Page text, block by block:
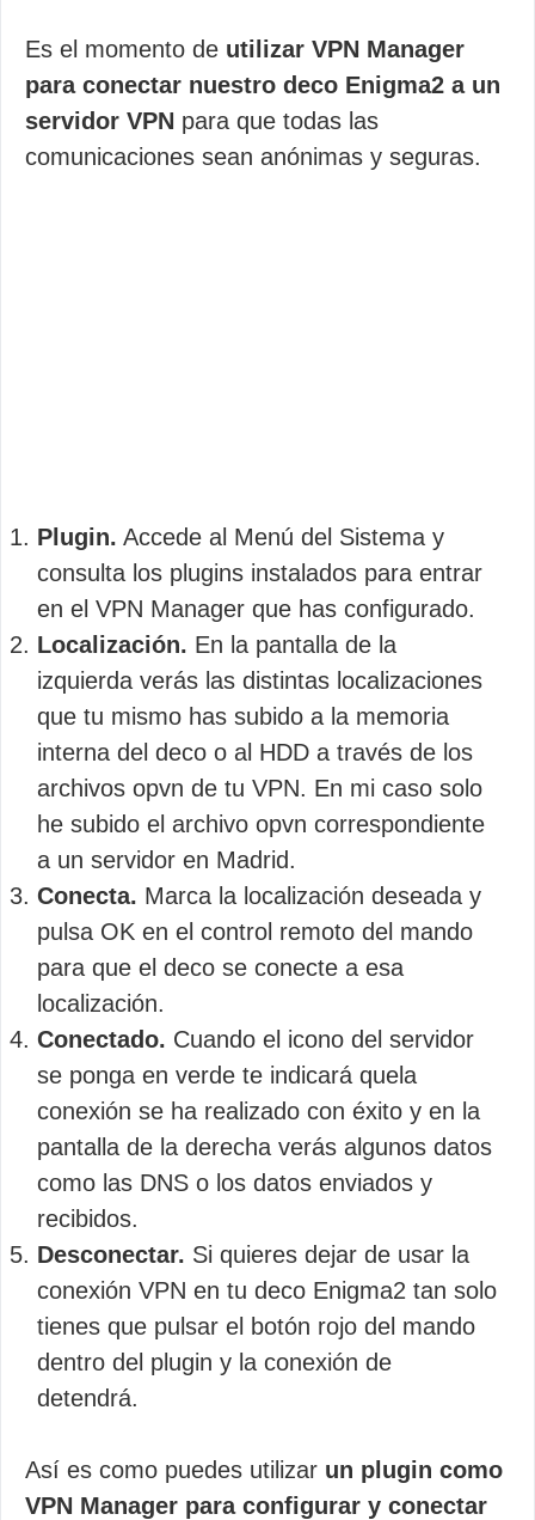
Es el momento de utilizar VPN Manager
para conectar nuestro deco Enigma2 a un
servidor VPN para que todas las
comunicaciones sean anónimas y seguras.
Plugin. Accede al Menú del Sistema y
consulta los plugins instalados para entrar
en el VPN Manager que has configurado.
Localización. En la pantalla de la
izquierda verás las distintas localizaciones
que tu mismo has subido a la memoria
interna del deco o al HDD a través de los
archivos opvn de tu VPN. En mi caso solo
he subido el archivo opvn correspondiente
a un servidor en Madrid.
Conecta. Marca la localización deseada y
pulsa OK en el control remoto del mando
para que el deco se conecte a esa
localización.
Conectado. Cuando el icono del servidor
se ponga en verde te indicará quela
conexión se ha realizado con éxito y en la
pantalla de la derecha verás algunos datos
como las DNS o los datos enviados y
recibidos.
Desconectar. Si quieres dejar de usar la
conexión VPN en tu deco Enigma2 tan solo
tienes que pulsar el botón rojo del mando
dentro del plugin y la conexión de
detendrá.
Así es como puedes utilizar un plugin como
VPN Manager para configurar y conectar